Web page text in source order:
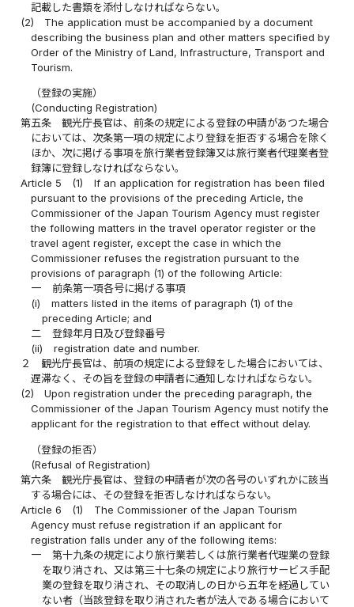
記載した書類を添付しなければならない。
(2)
The application must be accompanied by a document
describing the business plan and other matters specified by
Order of the Ministry of Land, Infrastructure, Transport and
Tourism.
（登録の実施）
(Conducting Registration)
第五条
観光庁長官は、前条の規定による登録の申請があつた場合
においては、次条第一項の規定により登録を拒否する場合を除く
ほか、次に掲げる事項を旅行業者登録簿又は旅行業者代理業者登
録簿に登録しなければならない。
Article 5
(1)
If an application for registration has been filed
pursuant to the provisions of the preceding Article, the
Commissioner of the Japan Tourism Agency must register
the following matters in the travel operator register or the
travel agent register, except the case in which the
Commissioner refuses the registration pursuant to the
provisions of paragraph (1) of the following Article:
一
前条第一項各号に掲げる事項
(i)
matters listed in the items of paragraph (1) of the
preceding Article; and
二
登録年月日及び登録番号
(ii)
registration date and number.
２
観光庁長官は、前項の規定による登録をした場合においては、
遅滞なく、その旨を登録の申請者に通知しなければならない。
(2)
Upon registration under the preceding paragraph, the
Commissioner of the Japan Tourism Agency must notify the
applicant for the registration to that effect without delay.
（登録の拒否）
(Refusal of Registration)
第六条
観光庁長官は、登録の申請者が次の各号のいずれかに該当
する場合には、その登録を拒否しなければならない。
Article 6
(1)
The Commissioner of the Japan Tourism
Agency must refuse registration if an applicant for
registration falls under any of the following items:
一
第十九条の規定により旅行業若しくは旅行業者代理業の登録
を取り消され、又は第三十七条の規定により旅行サービス手配
業の登録を取り消され、その取消しの日から五年を経過してい
ない者（当該登録を取り消された者が法人である場合において